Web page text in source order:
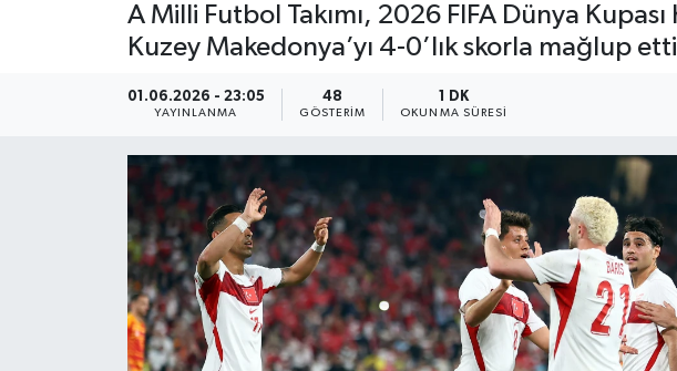
A Milli Futbol Takımı, 2026 FIFA Dünya Kupası
Kuzey Makedonya’yı 4-0’lık skorla mağlup
01.06.2026 - 23:05
YAYINLANMA
48
GÖSTERIM
1 DK
OKUNMA SÜRESI
Tüm Manşetler
Son Dakika Haberleri
Haber Arşivi